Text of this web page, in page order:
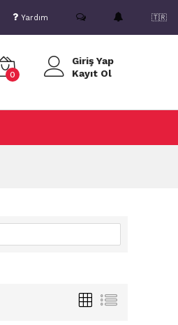
Yardım 🇹🇷
0
Giriş Yap
Kayıt Ol